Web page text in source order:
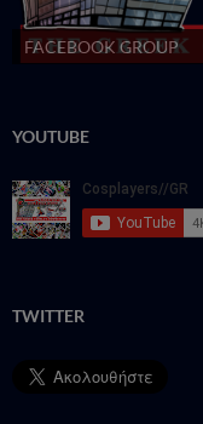
FACEBOOK GROUP
YOUTUBE
TWITTER